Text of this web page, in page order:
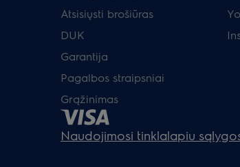
Atsisiųsti brošiūras
DUK
Garantija
Pagalbos straipsniai
Grąžinimas
Naudojimosi tinklalapiu